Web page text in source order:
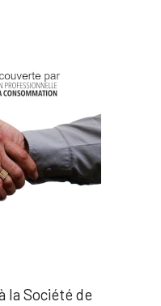
la Société de